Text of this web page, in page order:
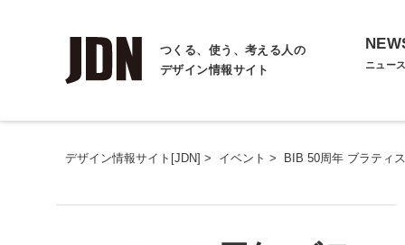
つくる、使う、考える人の
デザイン情報サイト
ニュー
デザイン情報サイト[JDN] > イベント > BIB 50周年 ブラティ